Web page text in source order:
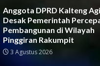
Anggota DPRD Kalteng Agi
Desak Pemerintah
Pembangunan di Wilayah
Pinggiran Rakumpit
3 Agustus 2026